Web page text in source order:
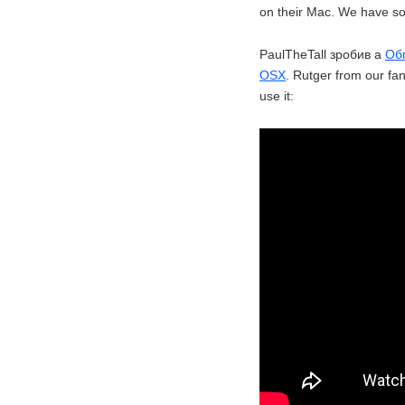
on their Mac. We have
PaulTheTall зробив a
OSX . Rutger from our
use it: